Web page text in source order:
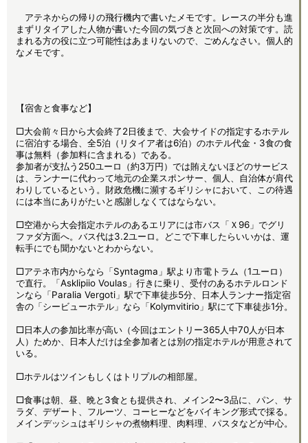
アテネからの帰りの飛行機内で書いたメモです。レースの半分も進
まずリタイアした人物が書いた今回の気づきと次回への対策です。読
まれる方の役に立つ可能性はあまりないので、ごめんなさい。個人的
なメモです。
【宿舎と食事など】
□大会前々日から大会終了2日後まで、大会サイドの指定するホテル
に宿泊する場合、全5泊（リタイア者は6泊）のホテル代金・3食の食
事は無料（参加料に含まれる）である。
参加者が支払う250ユーロ（約3万円）では賄えないほどのサービス
は、ランナーに代わって地元の企業スポンサー、個人、自治体が肩代
わりしているという。財政危機に瀕するギリシャにおいて、この待遇
には本当にありがたいと感謝しなくてはならない。
□空港から大会指定ホテルのあるエリアには市バス「Ｘ96」でグリ
ファダ方面へ。バス代は3.2ユーロ。どこで下車したらいいかは、運
転手にでも聞かないとわからない。
□アテネ市内からなら「Syntagma」駅より市電トラム（1ユーロ）
で直行。「Asklipiio Voulas」行きに乗り、受付のあるホテルロンド
ンなら「Paralia Vergoti」駅で下車徒歩5分、日本人ランナー指定宿
舎の「シービューホテル」なら「Kolymvitirio」駅にて下車徒歩1分。
□日本人の参加比率が高い（今回はエントリー365人中70人が日本
人）ためか、日本人だけは全参加者とは別の指定ホテルが用意されて
いる。
□ホテルはツインもしくはトリプルの相部屋。
□食事は朝、昼、晩と3食とも提供され、メイン2〜3品に、パン、サ
ラダ、デザート、フルーツ、コーヒーなどをバイキング形式で採る。
メインデッシュはギリシャの煮物料理、肉料理、パスタなどが中心。